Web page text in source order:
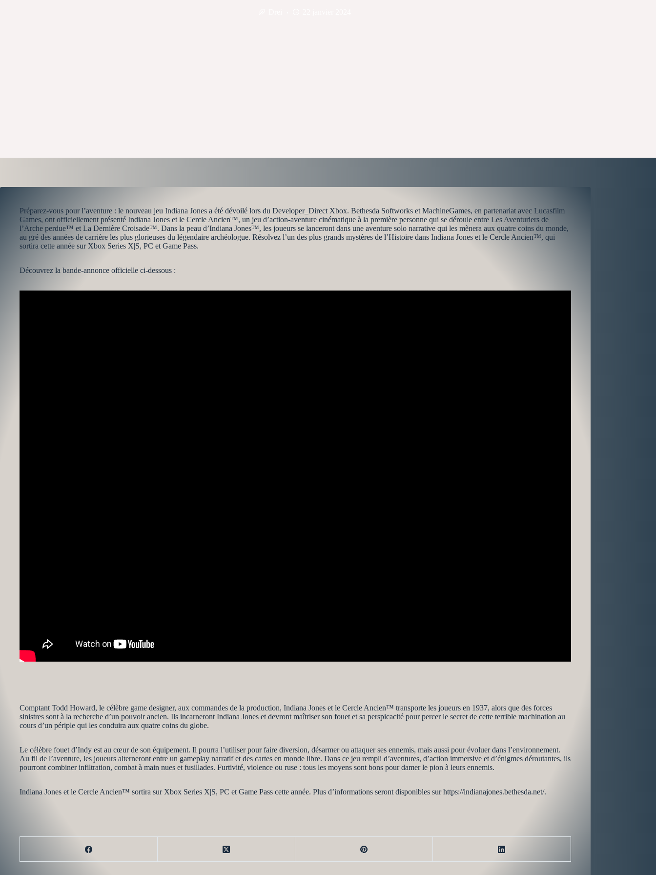
Préparez-vous pour l’aventure : le nouveau jeu Indiana Jones a été dévoilé lors du Developer_Direct Xbox. Bethesda Softworks et MachineGames, en partenariat avec Lucasfilm
Games, ont officiellement présenté Indiana Jones et le Cercle Ancien™, un jeu d’action-aventure cinématique à la première personne qui se déroule entre Les Aventuriers de
l’Arche perdue™ et La Dernière Croisade™. Dans la peau d’Indiana Jones™, les joueurs se lanceront dans une aventure solo narrative qui les mènera aux quatre coins du monde,
au gré des années de carrière les plus glorieuses du légendaire archéologue. Résolvez l’un des plus grands mystères de l’Histoire dans Indiana Jones et le Cercle Ancien™, qui
sortira cette année sur Xbox Series X|S, PC et Game Pass.
Découvrez la bande-annonce officielle ci-dessous :
Comptant Todd Howard, le célèbre game designer, aux commandes de la production, Indiana Jones et le Cercle Ancien™ transporte les joueurs en 1937, alors que des forces
sinistres sont à la recherche d’un pouvoir ancien. Ils incarneront Indiana Jones et devront maîtriser son fouet et sa perspicacité pour percer le secret de cette terrible machination au
cours d’un périple qui les conduira aux quatre coins du globe.
Le célèbre fouet d’Indy est au cœur de son équipement. Il pourra l’utiliser pour faire diversion, désarmer ou attaquer ses ennemis, mais aussi pour évoluer dans l’environnement.
Au fil de l’aventure, les joueurs alterneront entre un gameplay narratif et des cartes en monde libre. Dans ce jeu rempli d’aventures, d’action immersive et d’énigmes déroutantes, ils
pourront combiner infiltration, combat à main nues et fusillades. Furtivité, violence ou ruse : tous les moyens sont bons pour damer le pion à leurs ennemis.
Indiana Jones et le Cercle Ancien™ sortira sur Xbox Series X|S, PC et Game Pass cette année. Plus d’informations seront disponibles sur https://indianajones.bethesda.net/.